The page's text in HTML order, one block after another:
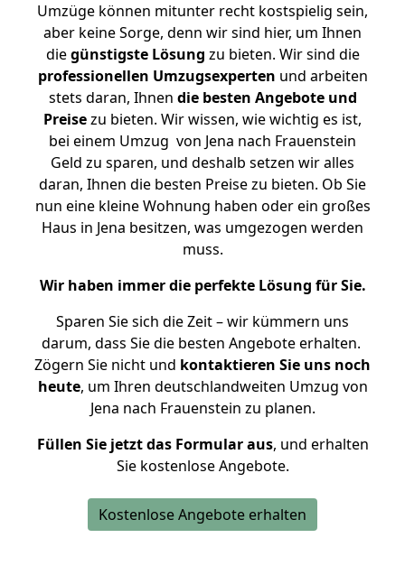
Umzüge können mitunter recht kostspielig sein,
aber keine Sorge, denn wir sind hier, um Ihnen
diegünstigste Lösung zu bieten. Wir sind die
professionellen Umzugsexperten und arbeiten
stets daran, Ihnen die besten Angebote und
Preisezu bieten. Wir wissen, wie wichtig es ist,
bei einem Umzug von Jena nach Frauenstein
Geld zu sparen, und deshalb setzen wir alles
daran, Ihnen die besten Preise zu bieten. Ob Sie
nun eine kleine Wohnung haben oder ein großes
Haus in Jena besitzen, was umgezogen werden
muss.
Wir haben immer die perfekte Lösung für Sie.
Sparen Sie sich die Zeit – wir kümmern uns
darum, dass Sie die besten Angebote erhalten.
Zögern Sie nicht und kontaktieren Sie uns noch
heute, um Ihren deutschlandweiten Umzug von
Jena nach Frauenstein zu planen.
Füllen Sie jetzt das Formular aus, und erhalten
Sie kostenlose Angebote.
Kostenlose Angebote erhalten